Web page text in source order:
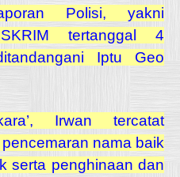
Polisi, yakni
tertanggal 4
Iptu Geo
Irwan tercatat
nama baik
serta penghinaan dan